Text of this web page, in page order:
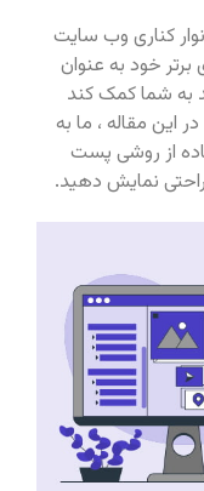
کناری وب سایت
خود به عنوان
به شما کمک کند
این مقاله ، ما به
از روشی پست
نمایش دهید.